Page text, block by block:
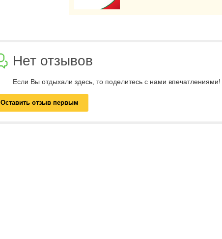
Нет отзывов
Если Вы отдыхали здесь, то поделитесь с нами впечатлениями!
Оставить отзыв первым